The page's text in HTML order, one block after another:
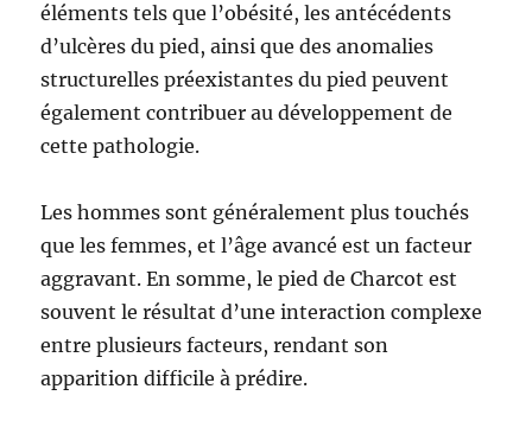
éléments tels que l’obésité, les antécédents
d’ulcères du pied, ainsi que des anomalies
structurelles préexistantes du pied peuvent
également contribuer au développement de
cette pathologie.
Les hommes sont généralement plus touchés
que les femmes, et l’âge avancé est un facteur
aggravant. En somme, le pied de Charcot est
souvent le résultat d’une interaction complexe
entre plusieurs facteurs, rendant son
apparition difficile à prédire.